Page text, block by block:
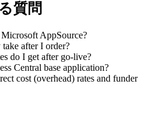
質問
AppSource?
after I order?
do I get after go-live?
Central base application?
cost (overhead) rates and funder